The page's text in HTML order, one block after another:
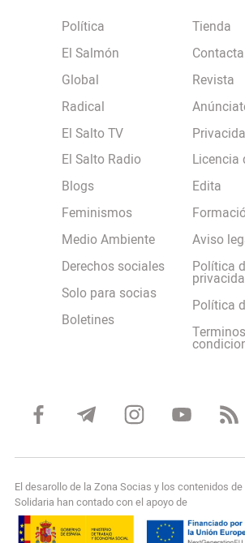
Política
El Salmón
Global
Radical
El Salto TV
El Salto Radio
Blogs
Feminismos
Medio Ambiente
Derechos sociales
Solo para socias
Boletines
Tienda
Contacta
Revista
Licencia
Edita
Aviso
Política
Política
El desarollo de la Zona Socias y los contenidos
Solidaria han contado con el apoyo de